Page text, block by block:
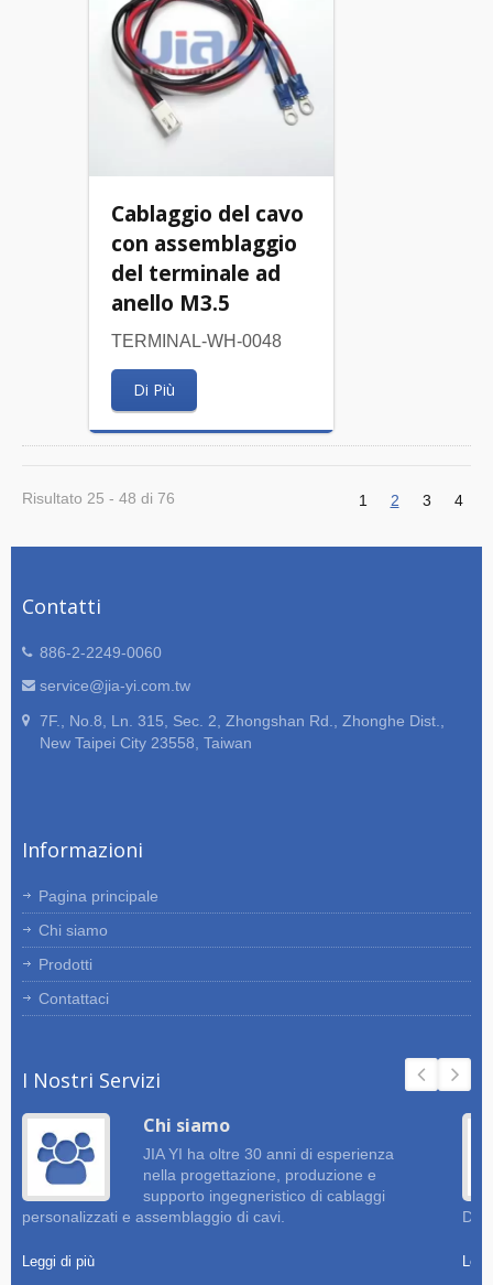
Cablaggio del cavo
con assemblaggio
del terminale ad
anello M3.5
TERMINAL-WH-0048
Di Più
Risultato 25 - 48 di 76 1 2 3 4
Contatti
886-2-2249-0060
service@jia-yi.com.tw
7F., No.8, Ln. 315, Sec. 2, Zhongshan Rd., Zhonghe Dist.,
New Taipei City 23558, Taiwan
Informazioni
Pagina principale
Chi siamo
Prodotti
Contattaci
I Nostri Servizi
Chi siamo
JIA YI ha oltre 30 anni di esperienza
nella progettazione, produzione e
supporto ingegneristico di cablaggi
personalizzati e assemblaggio di cavi.
Leggi di più